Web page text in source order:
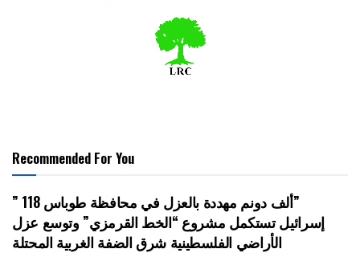
Recommended For You
” 118 ألف دونم مهددة بالعزل في محافظة طوباس”
إسرائيل تستكمل مشروع “الخط القرمزي” وتوسع عزل
الأراضي الفلسطينية شرق الضفة الغربية المحتلة